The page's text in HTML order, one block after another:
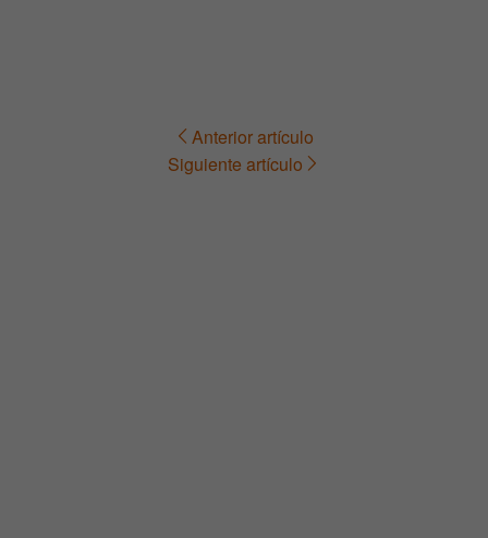
Navegación Anterior artículo
Siguiente artículo